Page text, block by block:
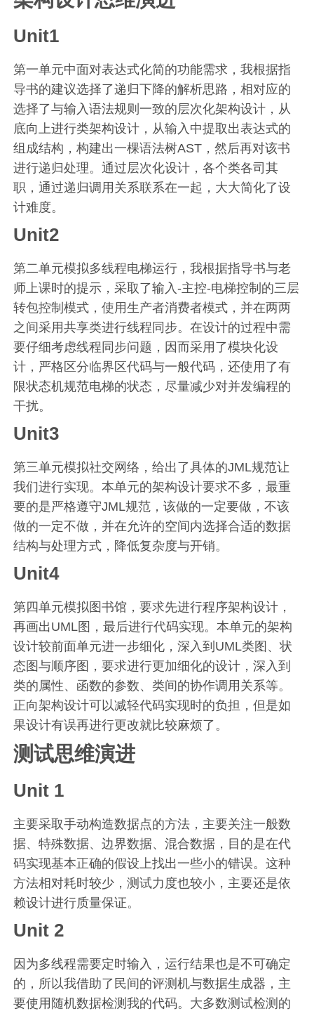
Unit1
第一单元中面对表达式化简的功能需求，我根据指
导书的建议选择了递归下降的解析思路，相对应的
选择了与输入语法规则一致的层次化架构设计，从
底向上进行类架构设计，从输入中提取出表达式的
组成结构，构建出一棵语法树AST，然后再对该书
进行递归处理。通过层次化设计，各个类各司其
职，通过递归调用关系联系在一起，大大简化了设
计难度。
Unit2
第二单元模拟多线程电梯运行，我根据指导书与老
师上课时的提示，采取了输入-主控-电梯控制的三层
转包控制模式，使用生产者消费者模式，并在两两
之间采用共享类进行线程同步。在设计的过程中需
要仔细考虑线程同步问题，因而采用了模块化设
计，严格区分临界区代码与一般代码，还使用了有
限状态机规范电梯的状态，尽量减少对并发编程的
干扰。
Unit3
第三单元模拟社交网络，给出了具体的JML规范让
我们进行实现。本单元的架构设计要求不多，最重
要的是严格遵守JML规范，该做的一定要做，不该
做的一定不做，并在允许的空间内选择合适的数据
结构与处理方式，降低复杂度与开销。
Unit4
第四单元模拟图书馆，要求先进行程序架构设计，
再画出UML图，最后进行代码实现。本单元的架构
设计较前面单元进一步细化，深入到UML类图、状
态图与顺序图，要求进行更加细化的设计，深入到
类的属性、函数的参数、类间的协作调用关系等。
正向架构设计可以减轻代码实现时的负担，但是如
果设计有误再进行更改就比较麻烦了。
测试思维演进
Unit 1
主要采取手动构造数据点的方法，主要关注一般数
据、特殊数据、边界数据、混合数据，目的是在代
码实现基本正确的假设上找出一些小的错误。这种
方法相对耗时较少，测试力度也较小，主要还是依
赖设计进行质量保证。
Unit 2
因为多线程需要定时输入，运行结果也是不可确定
的，所以我借助了民间的评测机与数据生成器，主
要使用随机数据检测我的代码。大多数测试检测的